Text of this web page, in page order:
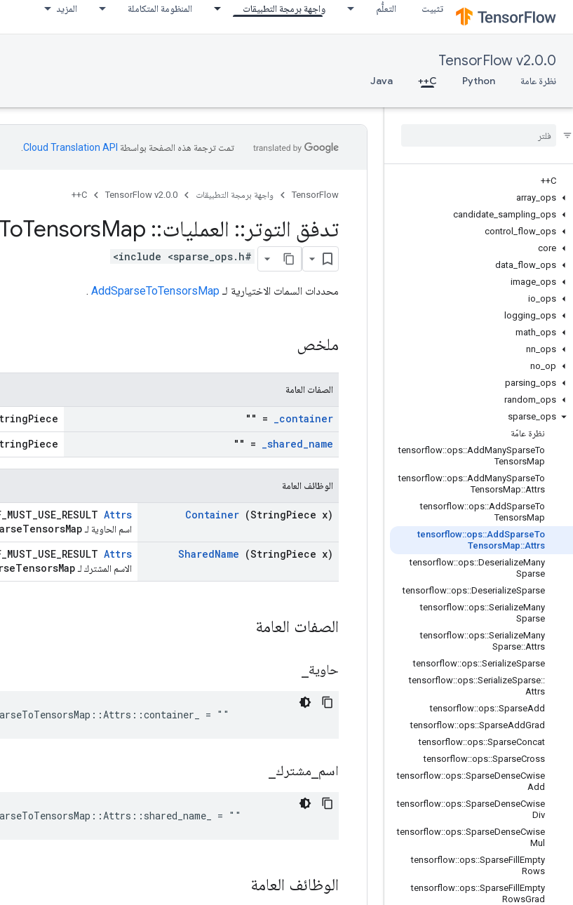
تثبيت التعلُّم واجهة برمجة التطبيقات المنظومة المتكاملة المزيد
TensorFlow v2.0.0
نظرة عامة Python
C++
Java
C++
array ops
candidate sampling ops
control
flow ops
core
data flow ops
image ops
io ops
logging ops
math ops
nn ops
no op
parsing ops
random ops
sparse ops
نظرة عامّة
tensorflow::ops::AddManySparseTo
TensorsMap
tensorflow::ops::AddManySparseTo
TensorsMap::Attrs
tensorflow::ops::AddSparseTo
TensorsMap
tensorflow::ops::AddSparseTo
TensorsMap::Attrs
tensorflow::ops::DeserializeMany
Sparse
tensorflow::ops::DeserializeSparse
tensorflow::ops::SerializeMany
Sparse
tensorflow::ops::SerializeMany
Sparse::Attrs
tensorflow::ops::SerializeSparse
tensorflow::ops::SerializeSparse::
Attrs
tensorflow::ops::SparseAdd
tensorflow::ops::SparseAddGrad
tensorflow::ops::SparseConcat
tensorflow::ops::SparseCross
tensorflow::ops::SparseDenseCwise
Add
tensorflow::ops::SparseDenseCwise
Div
tensorflow::ops::SparseDenseCwise
Mul
tensorflow::ops::SparseFill Empty
Rows
tensorflow::ops::SparseFill Empty
RowsGrad
تمت ترجمة هذه الصفحة بواسطة Cloud Translation API‏
TensorFlow واجهة برمجة التطبيقات TensorFlow v2.0.0
C++
تدفق التوتر :: العمليات::
ToTensorsMap
#include <sparse_ops.h>
محددات السمات الاختيارية لـ AddSparseToTensorsMap
.
ملخص
الصفات العامة
container
_
= ""
shared_name
_
= ""
الوظائف العامة
Container (StringPiece x)
Attrs
اسم الحاوية لـ
SharedName (StringPiece x)
Attrs
الاسم المشترك لـ
الصفات العامة
حاوية
= ""
اسم مشترك
= ""
الوظائف العامة